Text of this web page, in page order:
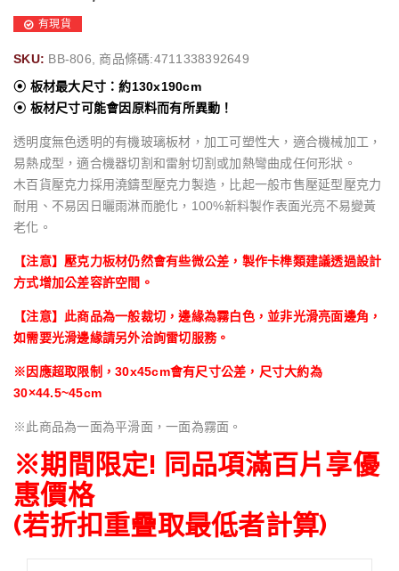
有現貨
SKU: BB-806, 商品條碼:4711338392649
⦿ 板材最大尺寸：約130x190cm
⦿ 板材尺寸可能會因原料而有所異動！
透明度無色透明的有機玻璃板材，加工可塑性大，適合機械加工，
易熱成型，適合機器切割和雷射切割或加熱彎曲成任何形狀。
木百貨壓克力採用澆鑄型壓克力製造，比起一般市售壓延型壓克力
耐用、不易因日曬雨淋而脆化，100%新料製作表面光亮不易變黃
老化。
【注意】壓克力板材仍然會有些微公差，製作卡榫類建議透過設計
方式增加公差容許空間。
【注意】此商品為一般裁切，邊緣為霧白色，並非光滑亮面邊角，
如需要光滑邊緣請另外洽詢雷切服務。
※因應超取限制，30x45cm會有尺寸公差，尺寸大約為
30×44.5~45cm
※此商品為一面為平滑面，一面為霧面。
※期間限定! 同品項滿百片享優
惠價格
(若折扣重疊取最低者計算)